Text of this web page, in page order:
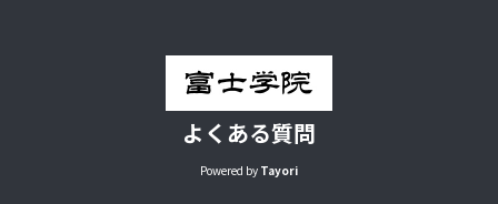
よくある質問
Powered by Tayori